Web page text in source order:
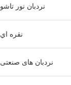
نردبان نور تاشو
نقره اي
نردبان های صنعتی